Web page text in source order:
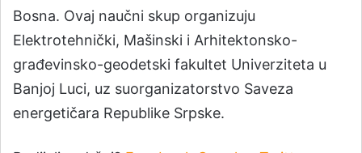
Bosna. Ovaj naučni skup organizuju
Elektrotehnički, Mašinski i Arhitektonsko-
građevinsko-geodetski fakultet Univerziteta u
Banjoj Luci, uz suorganizatorstvo Saveza
energetičara Republike Srpske.